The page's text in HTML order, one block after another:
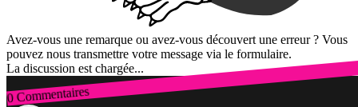
Avez-vous une remarque ou avez-vous découvert une erreur ? Vous
pouvez nous transmettre votre message via le formulaire.
La discussion est chargée...
0 Commentaires
Connexion